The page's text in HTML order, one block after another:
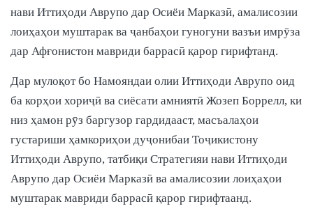
нави Иттиҳоди Аврупо дар Осиёи Марказӣ, амалисозии
лоиҳаҳои муштарак ва ҷанбаҳои гуногуни вазъи имрӯза
дар Афғонистон мавриди баррасӣ қарор гирифтанд.
Дар мулоқот бо Намояндаи олии Иттиҳоди Аврупо оид
ба корҳои хориҷӣ ва сиёсати амниятӣ Жозеп Боррелл, ки
низ ҳамон рӯз баргузор гардидааст, масъалаҳои
густариши ҳамкориҳои дуҷонибаи Тоҷикистону
Иттиҳоди Аврупо, татбиқи Стратегияи нави Иттиҳоди
Аврупо дар Осиёи Марказӣ ва амалисозии лоиҳаҳои
муштарак мавриди баррасӣ қарор гирифтаанд.